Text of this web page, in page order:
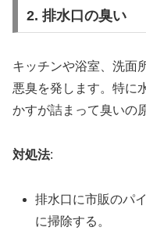
2. 排水口の臭い
キッチンや浴室、洗面
悪臭を発します。特に
かすが詰まって臭いの
対処法:
排水口に市販のパ
に掃除する。